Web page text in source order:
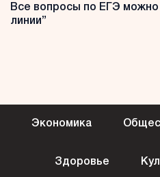
Все вопросы по ЕГЭ можно
линии”
Экономика
Здоровье